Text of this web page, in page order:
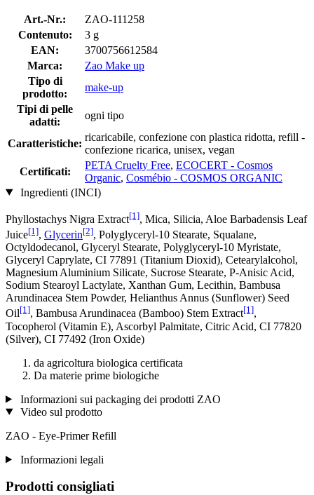
Art.-Nr.:
ZAO-111258
Contenuto:
3 g
EAN:
3700756612584
Marca:
Zao Make up
Tipo di
prodotto:
make-up
Tipi di pelle
adatti:
ogni tipo
Caratteristiche:
ricaricabile, confezione con plastica ridotta, refill -
confezione ricarica, unisex, vegan
Certificati:
PETA Cruelty Free, ECOCERT - Cosmos
Organic, Cosmébio - COSMOS ORGANIC
Ingredienti (INCI)
Phyllostachys Nigra Extract[1], Mica, Silicia, Aloe Barbadensis Leaf
Juice[1], Glycerin[2], Polyglyceryl-10 Stearate, Squalane,
Octyldodecanol, Glyceryl Stearate, Polyglyceryl-10 Myristate,
Glyceryl Caprylate, CI 77891 (Titanium Dioxid), Cetearylalcohol,
Magnesium Aluminium Silicate, Sucrose Stearate, P-Anisic Acid,
Sodium Stearoyl Lactylate, Xanthan Gum, Lecithin, Bambusa
Arundinacea Stem Powder, Helianthus Annus (Sunflower) Seed
Oil[1], Bambusa Arundinacea (Bamboo) Stem Extract[1],
Tocopherol (Vitamin E), Ascorbyl Palmitate, Citric Acid, CI 77820
(Silver), CI 77492 (Iron Oxide)
da agricoltura biologica certificata
Da materie prime biologiche
Informazioni sui packaging dei prodotti ZAO
Video sul prodotto
ZAO - Eye-Primer Refill
Informazioni legali
Prodotti consigliati